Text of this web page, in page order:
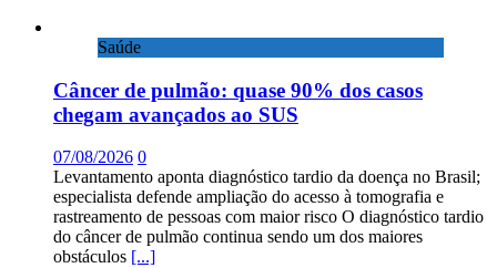
Saúde
Câncer de pulmão: quase 90% dos casos
chegam avançados ao SUS
07/08/2026 0
Levantamento aponta diagnóstico tardio da doença no Brasil;
especialista defende ampliação do acesso à tomografia e
rastreamento de pessoas com maior risco O diagnóstico tardio
do câncer de pulmão continua sendo um dos maiores
obstáculos [...]